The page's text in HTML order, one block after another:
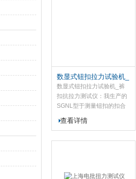
数显式钮扣拉力试验机_
裤扣抗拉力测试仪
数显式钮扣拉力试验机_裤
扣抗拉力测试仪：我生产的
SGNL型于测量钮扣的扣合
力或脱离衣物力。本款可配
置SGNK、SGHF推拉力计
查看详情